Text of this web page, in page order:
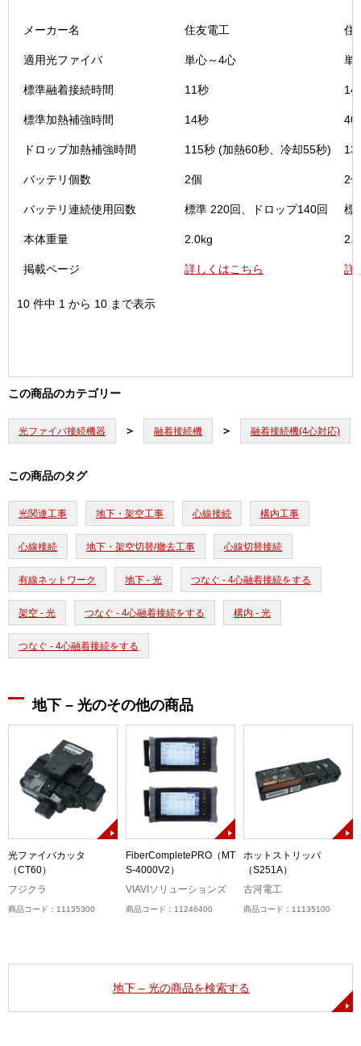
メーカー名 住友電工 住
適用光ファイバ 単心～4心 単
標準融着接続時間 11秒 14
標準加熱補強時間 14秒 40
ドロップ加熱補強時間 115秒 (加熱60秒、冷却55秒)
バッテリ個数 2個 2個
バッテリ連続使用回数 標準 220回、ドロップ140回 標
本体重量 2.0kg
掲載ページ 詳しくはこちら 詳
10 件中 1 から 10 まで表示
この商品のカテゴリー
光ファイバ接続機器 融着接続機 融着接続機(4心対応)
この商品のタグ
光関連工事 地下・架空工事 心線接続 構内工事
心線接続 地下・架空切替/撤去工事 心線切替接続
有線ネットワーク 地下 - 光 つなぐ - 4心融着接続をする
架空 - 光 つなぐ - 4心融着接続をする 構内 - 光
つなぐ - 4心融着接続をする
地下 – 光のその他の商品
光ファイバカッタ
（CT60）
フジクラ
商品コード：11135300
FiberCompletePRO（MT
S-4000V2）
VIAVIソリューションズ
商品コード：11246400
ホットストリッパ
（S251A）
古河電工
商品コード：11135100
地下 – 光の商品を検索する